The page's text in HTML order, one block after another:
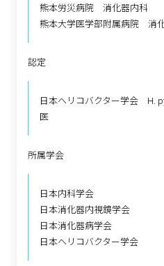
熊本労災病院 消化器内科
熊本大学医学部附属病院 消
認定
日本ヘリコバクター学会 H.
医
所属学会
日本内科学会
日本消化器内視鏡学会
日本消化器病学会
日本ヘリコバクター学会